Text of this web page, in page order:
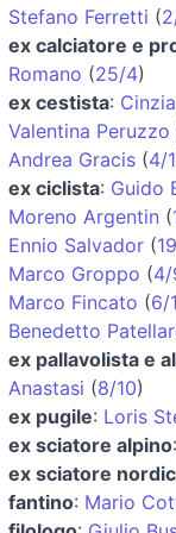
Stefano Ferretti (
ex calciatore e
Romano (25/4)
ex cestista:
Valentina Peruzzo
Andrea Gracis (4/1
ex ciclista: Guido
Moreno Argentin (
Ennio Salvador (
Marco Groppo (4/
Marco Fincato (6/
Benedetto
ex pallavolista e
Anastasi (8/10)
ex pugile: Loris
ex sciatore alpino:
ex sciatore
fantino: Mario